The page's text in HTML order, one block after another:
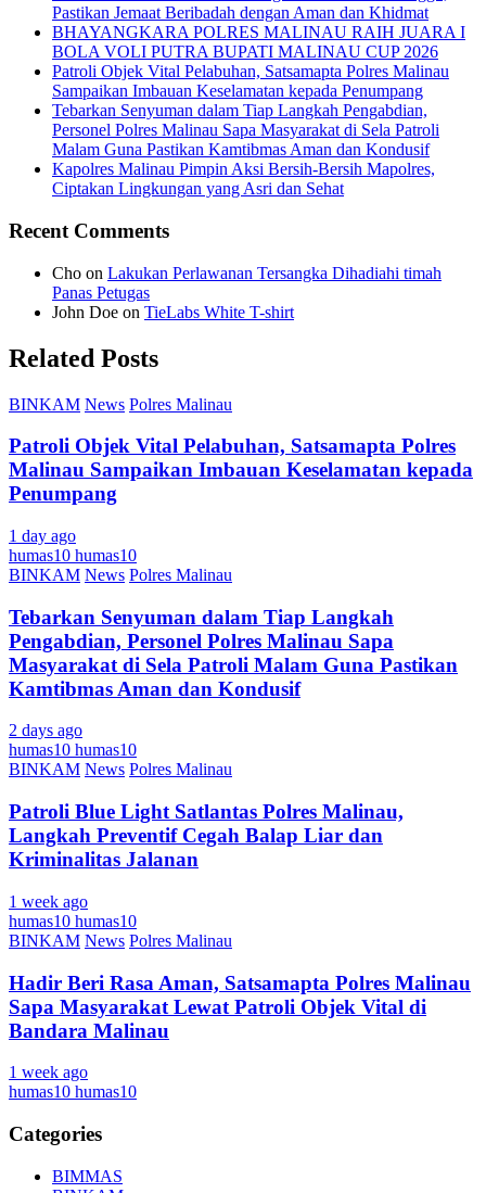
Pastikan Jemaat Beribadah dengan Aman dan Khidmat
BHAYANGKARA POLRES MALINAU RAIH JUARA I
BOLA VOLI PUTRA BUPATI MALINAU CUP 2026
Patroli Objek Vital Pelabuhan, Satsamapta Polres Malinau
Sampaikan Imbauan Keselamatan kepada Penumpang
Tebarkan Senyuman dalam Tiap Langkah Pengabdian,
Personel Polres Malinau Sapa Masyarakat di Sela Patroli
Malam Guna Pastikan Kamtibmas Aman dan Kondusif
Kapolres Malinau Pimpin Aksi Bersih-Bersih Mapolres,
Ciptakan Lingkungan yang Asri dan Sehat
Recent Comments
Cho on Lakukan Perlawanan Tersangka Dihadiahi timah
Panas Petugas
John Doe on TieLabs White T-shirt
Related Posts
BINKAM News Polres Malinau
Patroli Objek Vital Pelabuhan, Satsamapta Polres
Malinau Sampaikan Imbauan Keselamatan kepada
Penumpang
1 day ago
humas10 humas10
BINKAM News Polres Malinau
Tebarkan Senyuman dalam Tiap Langkah
Pengabdian, Personel Polres Malinau Sapa
Masyarakat di Sela Patroli Malam Guna Pastikan
Kamtibmas Aman dan Kondusif
2 days ago
humas10 humas10
BINKAM News Polres Malinau
Patroli Blue Light Satlantas Polres Malinau,
Langkah Preventif Cegah Balap Liar dan
Kriminalitas Jalanan
1 week ago
humas10 humas10
BINKAM News Polres Malinau
Hadir Beri Rasa Aman, Satsamapta Polres Malinau
Sapa Masyarakat Lewat Patroli Objek Vital di
Bandara Malinau
1 week ago
humas10 humas10
Categories
BIMMAS